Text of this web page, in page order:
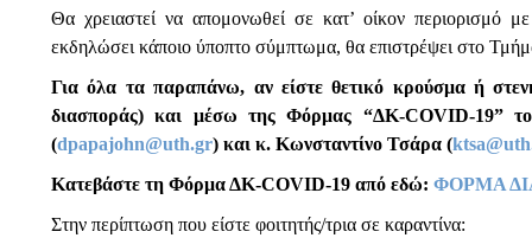
Θα χρειαστεί να απομονωθεί σε κατ’ οίκον περιορισμό
εκδηλώσει κάποιο ύποπτο σύμπτωμα, θα επιστρέψει στο
Για όλα τα παραπάνω, αν είστε θετικό κρούσμα ή
διασποράς) και μέσω της Φόρμας “ΔΚ-COVID-19”
(dpapajohn@uth.gr) και κ. Κωνσταντίνο Τσάρα (
Κατεβάστε τη Φόρμα ΔΚ-COVID-19 από εδώ: ΦΟΡΜΑ
Στην περίπτωση που είστε φοιτητής/τρια σε καραντίνα: